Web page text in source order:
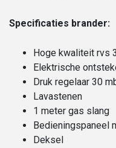
Specificaties brander:
Hoge kwaliteit rvs
Elektrische
Druk regelaar 30
Lavastenen
1 meter gas slang
Bedieningspaneel
Deksel